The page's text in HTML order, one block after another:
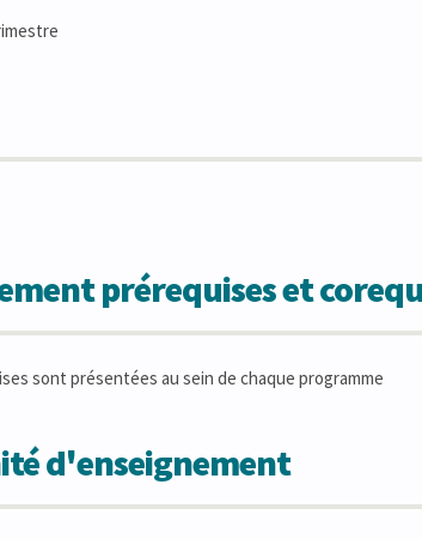
prérequises et
sont présentées au sein de chaque programme
d'enseignement